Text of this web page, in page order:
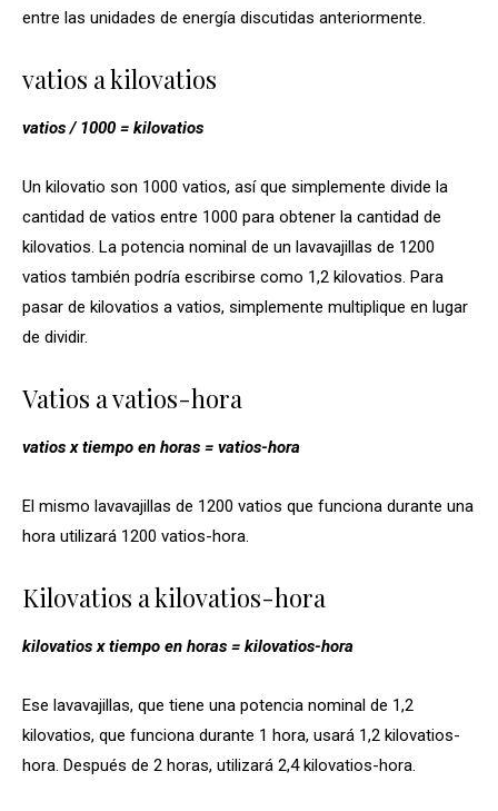
entre las unidades de energía discutidas anteriormente.
vatios a kilovatios
vatios / 1000 = kilovatios
Un kilovatio son 1000 vatios, así que simplemente divide la
cantidad de vatios entre 1000 para obtener la cantidad de
kilovatios. La potencia nominal de un lavavajillas de 1200
vatios también podría escribirse como 1,2 kilovatios. Para
pasar de kilovatios a vatios, simplemente multiplique en lugar
de dividir.
Vatios a vatios-hora
vatios x tiempo en horas = vatios-hora
El mismo lavavajillas de 1200 vatios que funciona durante una
hora utilizará 1200 vatios-hora.
Kilovatios a kilovatios-hora
kilovatios x tiempo en horas = kilovatios-hora
Ese lavavajillas, que tiene una potencia nominal de 1,2
kilovatios, que funciona durante 1 hora, usará 1,2 kilovatios-
hora. Después de 2 horas, utilizará 2,4 kilovatios-hora.